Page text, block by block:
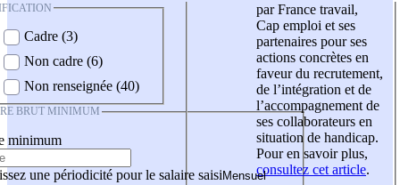
Cadre (3)
Non cadre (6)
Non renseignée (40)
BRUT MINIMUM
minimum
une périodicité pour le salaire saisi
par France travail,
Cap emploi et ses
partenaires pour ses
actions concrètes en
faveur du recrutement,
de l’intégration et de
l’accompagnement de
ses collaborateurs en
situation de handicap.
Pour en savoir plus,
consultez cet article.